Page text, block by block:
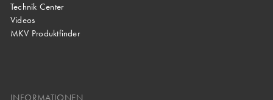
Technik Center
Videos
MKV Produktfinder
INFORMATIONEN